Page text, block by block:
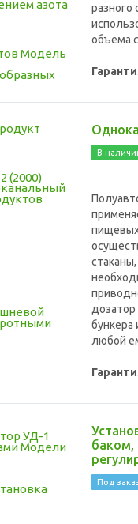
разного
объема
В
дозатор
бункера
любой
баком,
Под